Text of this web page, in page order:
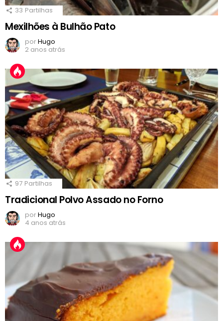
33 Partilhas
Mexilhões à Bulhão Pato
porHugo
2 anos atrás
97 Partilhas
Tradicional Polvo Assado no Forno
porHugo
4 anos atrás